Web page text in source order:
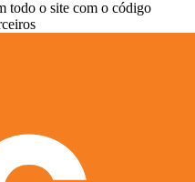
todo o site com o código